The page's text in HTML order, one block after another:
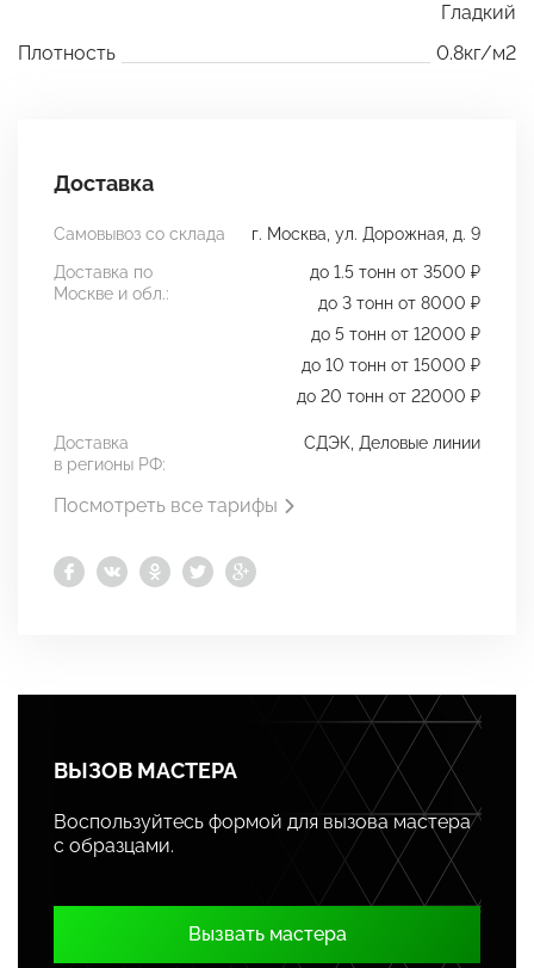
Гладкий
Плотность
0.8кг/м2
Доставка
Самовывоз со склада
г. Москва, ул. Дорожная, д. 9
Доставка по
Москве и обл.:
до 1.5 тонн от 3500 ₽
до 3 тонн от 8000 ₽
до 5 тонн от 12000 ₽
до 10 тонн от 15000 ₽
до 20 тонн от 22000 ₽
Доставка
в регионы РФ:
СДЭК, Деловые линии
Посмотреть все тарифы
ВЫЗОВ МАСТЕРА
Воспользуйтесь формой для вызова мастера
с образцами.
Вызвать мастера